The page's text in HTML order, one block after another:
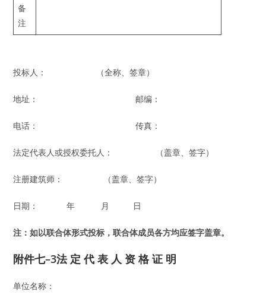
备
注
投标人： （全称、签章）
地址： 邮编：
电话： 传真：
法定代表人或授权委托人： （盖章、签字）
注册建筑师： （盖章、签字）
日期： 年 月 日
注：如以联合体形式投标 ，联合体成员各方均应签字盖章。
附件七–3法 定 代 表 人 资 格 证 明
单位名称：